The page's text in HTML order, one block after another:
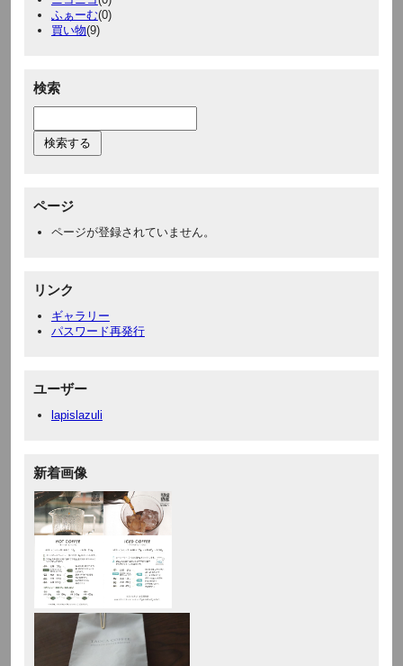
ふぁーむ(0)
買い物(9)
検索
ページ
ページが登録されていません。
リンク
ギャラリー
パスワード再発行
ユーザー
lapislazuli
新着画像